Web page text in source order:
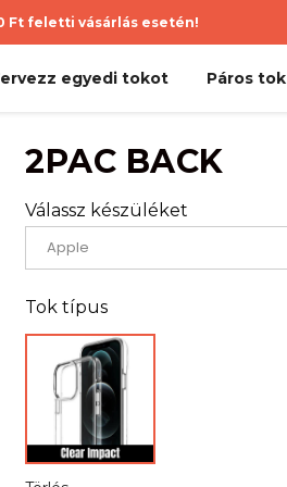
Ft feletti vásárlás esetén!
egyedi tokot Páros tok
2PAC BACK
Válassz készüléket
Tok típus